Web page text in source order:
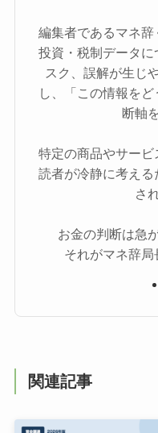
編集者であるマネ辞
投資・税制データに
スク、誤解が生じ
し、「この情報を
断軸
特定の商品やサービ
読者が冷静に考え
さ
お金の判断は急
それがマネ辞局
関連記事